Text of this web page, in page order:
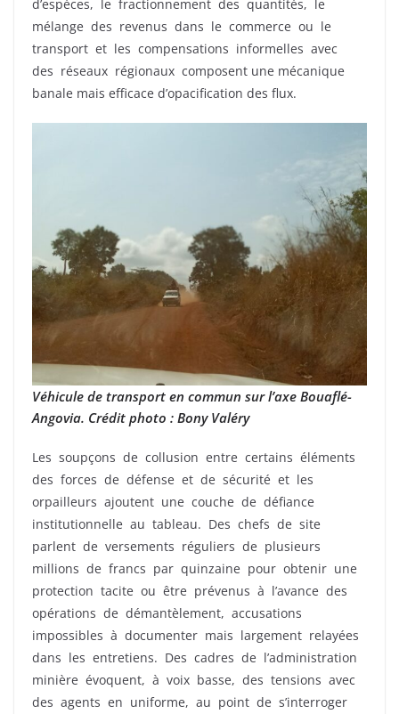
d’espèces, le fractionnement des quantités, le
mélange des revenus dans le commerce ou le
transport et les compensations informelles avec
des réseaux régionaux composent une mécanique
banale mais efficace d’opacification des flux.
Véhicule de transport en commun sur l’axe Bouaflé-
Angovia. Crédit photo : Bony Valéry
Les soupçons de collusion entre certains éléments
des forces de défense et de sécurité et les
orpailleurs ajoutent une couche de défiance
institutionnelle au tableau. Des chefs de site
parlent de versements réguliers de plusieurs
millions de francs par quinzaine pour obtenir une
protection tacite ou être prévenus à l’avance des
opérations de démantèlement, accusations
impossibles à documenter mais largement relayées
dans les entretiens. Des cadres de l’administration
minière évoquent, à voix basse, des tensions avec
des agents en uniforme, au point de s’interroger